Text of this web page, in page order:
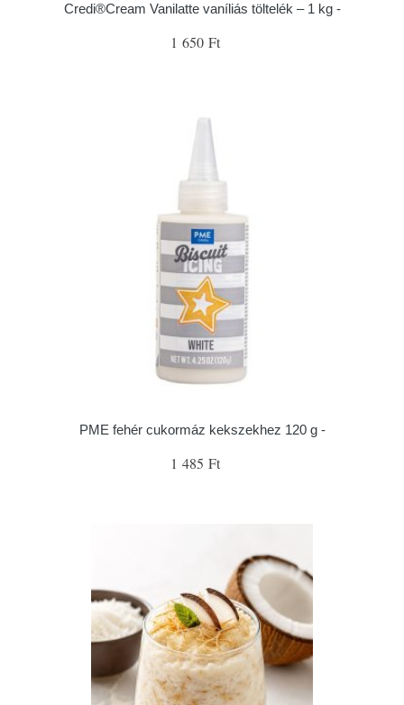
Credi®Cream Vanilatte vaníliás töltelék – 1 kg -
1 650 Ft
PME fehér cukormáz kekszekhez 120 g -
1 485 Ft